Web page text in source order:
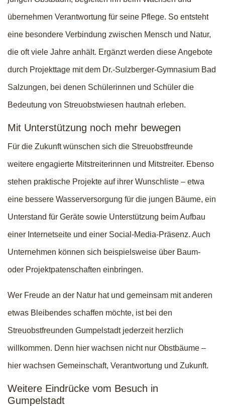
übernehmen Verantwortung für seine Pflege. So entsteht
eine besondere Verbindung zwischen Mensch und Natur,
die oft viele Jahre anhält. Ergänzt werden diese Angebote
durch Projekttage mit dem Dr.-Sulzberger-Gymnasium Bad
Salzungen, bei denen Schülerinnen und Schüler die
Bedeutung von Streuobstwiesen hautnah erleben.
Mit Unterstützung noch mehr bewegen
Für die Zukunft wünschen sich die Streuobstfreunde
weitere engagierte Mitstreiterinnen und Mitstreiter. Ebenso
stehen praktische Projekte auf ihrer Wunschliste – etwa
eine bessere Wasserversorgung für die jungen Bäume, ein
Unterstand für Geräte sowie Unterstützung beim Aufbau
einer Internetseite und einer Social-Media-Präsenz. Auch
Unternehmen können sich beispielsweise über Baum-
oder Projektpatenschaften einbringen.
Wer Freude an der Natur hat und gemeinsam mit anderen
etwas Bleibendes schaffen möchte, ist bei den
Streuobstfreunden Gumpelstadt jederzeit herzlich
willkommen. Denn hier wachsen nicht nur Obstbäume –
hier wachsen Gemeinschaft, Verantwortung und Zukunft.
Weitere Eindrücke vom Besuch in
Gumpelstadt